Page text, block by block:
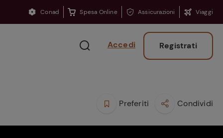
Conad Spesa Online Assicurazioni Viaggi
Accedi Registrati
Preferiti Condividi